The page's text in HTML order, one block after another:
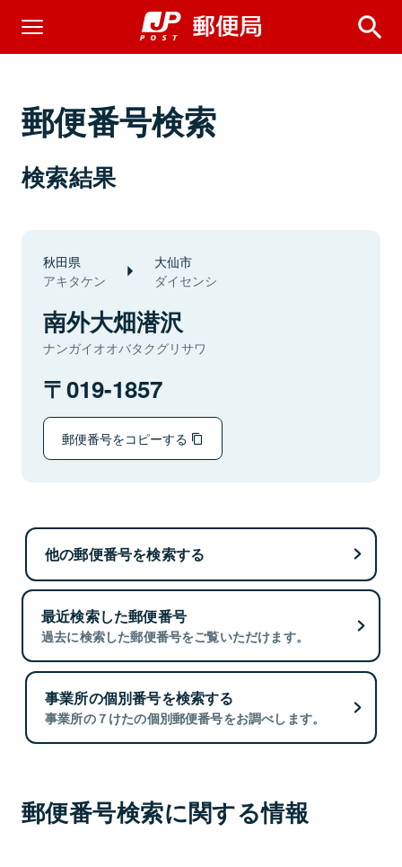
郵便番号検索
検索結果
秋田県
アキタケン
大仙市
ダイセンシ
南外大畑潜沢
ナンガイオオバタクグリサワ
019-1857
郵便番号をコピーする
他の郵便番号を検索する
最近検索した郵便番号
過去に検索した郵便番号をご覧いただけます。
事業所の個別番号を検索する
事業所の７けたの個別郵便番号をお調べします。
郵便番号検索に関する情報